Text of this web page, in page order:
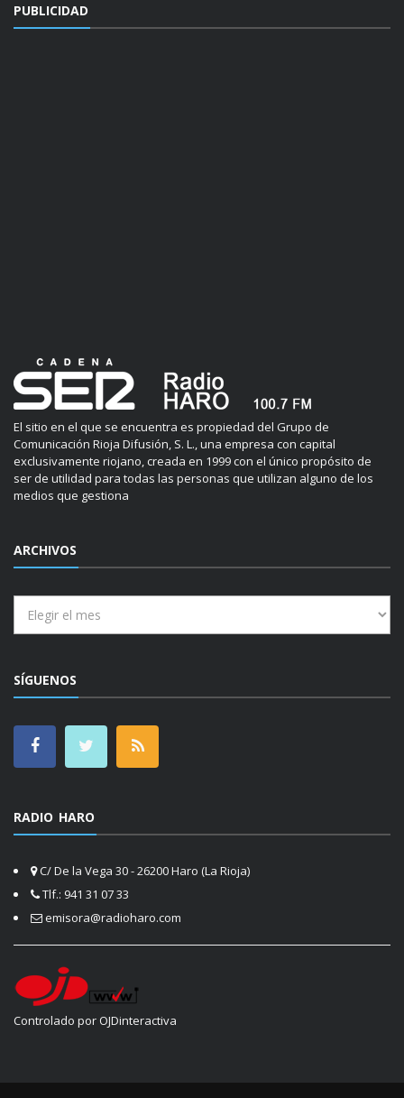
PUBLICIDAD
El sitio en el que se encuentra es propiedad del Grupo de
Comunicación Rioja Difusión, S. L., una empresa con capital
exclusivamente riojano, creada en 1999 con el único propósito de
ser de utilidad para todas las personas que utilizan alguno de los
medios que gestiona
ARCHIVOS
SÍGUENOS
RADIO HARO
C/ De la Vega 30 - 26200 Haro (La Rioja)
Tlf.: 941 31 07 33
emisora@radioharo.com
Controlado por OJDinteractiva